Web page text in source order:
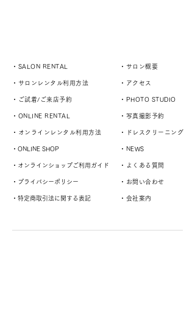
・SALON RENTAL
・サロンレンタル利用方法
・ご試着/ご来店予約
・ONLINE RENTAL
・オンラインレンタル利用方法
・ONLINE SHOP
・オンラインショップご利用ガイド
・プライバシーポリシー
・特定商取引法に関する表記
・サロン概要
・アクセス
・PHOTO STUDIO
・写真撮影予約
・ドレスクリーニング
・NEWS
・よくある質問
・お問い合わせ
・会社案内